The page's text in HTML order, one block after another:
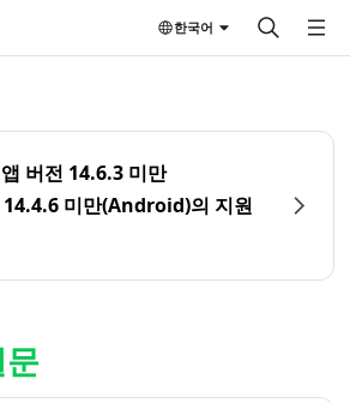
한국어
버전 14.6.3 미만
미만(Android)의 지원